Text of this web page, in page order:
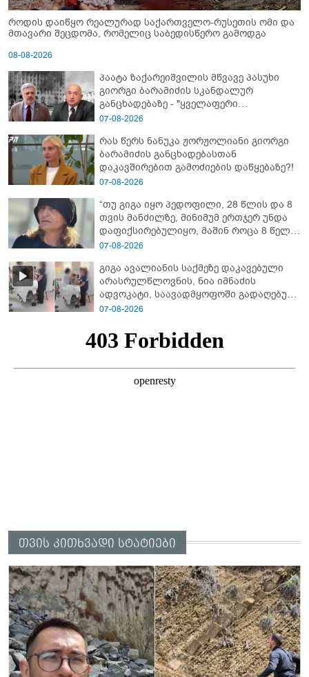
როდის დაიწყო რეალურად საქართველო-რუსეთის ომი და
მთავარი შეცდომა, რომელიც საბედისწერო გამოდგა
08-08-2026
პაატა ზაქარეიშვილის მწვავე პასუხი
გიორგი ბარამიძის სკანდალურ
განცხადებაზე - "ყველაფერი
დეტალურად ვიცი... კამანში მოკლული
ბარამიძე კი ტყუის"
07-08-2026
რას წერს ნანუკა ჟორჟოლიანი გიორგი
ბარამიძის განცხადებასთან
დაკავშირებით გამოძიების დაწყებაზე?!
07-08-2026
“თუ გიგა იყო პედოფილი, 28 წლის და 8
თვის მანძილზე, მინიმუმ ერთჯერ უნდა
დაფიქსირებულიყო, მაშინ როცა 8 წელი
ამზადებდა მოსწავლეებს! - იპოვონ ერთი
ავიწროებდა” - ეკა კუპატაძე
07-08-2026
გიგა ავალიანის საქმეზე დაკავებული
არასრულწლოვნის, ნია იმნაძის
ადვოკატი, საავადმყოფოში გადაღებულ
კადრებს ავრცელებს
07-08-2026
თვის კითხვადი სტატიები